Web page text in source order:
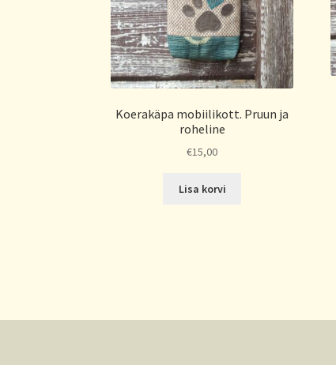
Koerakäpa mobiilikott. Pruun ja
roheline
€15,00
Lisa korvi